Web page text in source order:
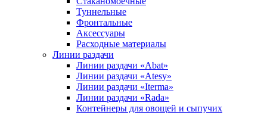
Туннельные
Фронтальные
Аксессуары
Расходные материалы
Линии раздачи
Линии раздачи «Abat»
Линии раздачи «Atesy»
Линии раздачи «Iterma»
Линии раздачи «Rada»
Контейнеры для овощей и сыпучих